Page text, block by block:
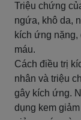
Triệu chứng
ngứa, khô da,
kích ứng nặng,
máu.
Cách điều trị
nhân và triệu
gây kích ứng.
dụng kem